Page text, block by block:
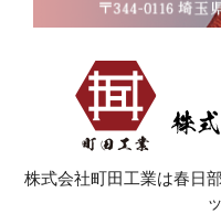
株式会社町田工業は春日